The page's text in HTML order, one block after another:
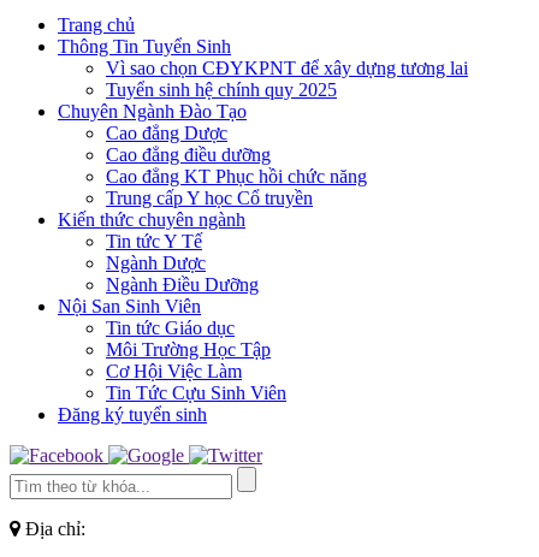
Trang chủ
Thông Tin Tuyển Sinh
Vì sao chọn CĐYKPNT để xây dựng tương lai
Tuyển sinh hệ chính quy 2025
Chuyên Ngành Đào Tạo
Cao đẳng Dược
Cao đẳng điều dưỡng
Cao đẳng KT Phục hồi chức năng
Trung cấp Y học Cổ truyền
Kiến thức chuyên ngành
Tin tức Y Tế
Ngành Dược
Ngành Điều Dưỡng
Nội San Sinh Viên
Tin tức Giáo dục
Môi Trường Học Tập
Cơ Hội Việc Làm
Tin Tức Cựu Sinh Viên
Đăng ký tuyển sinh
Địa chỉ: